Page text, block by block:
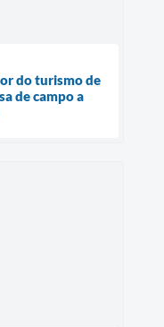
do turismo de
de campo a